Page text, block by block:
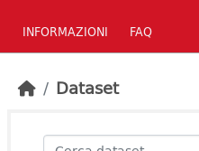
INFORMAZIONI FAQ
Dataset